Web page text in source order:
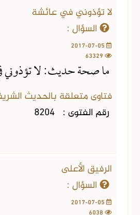
لا تؤذوني في عائشة
السؤال :
ما صحة حديث: لا تؤذوني
فتاوى متعلقة بالحديث
رقم الفتوى : 8204
الرفيق الأعلى
السؤال :